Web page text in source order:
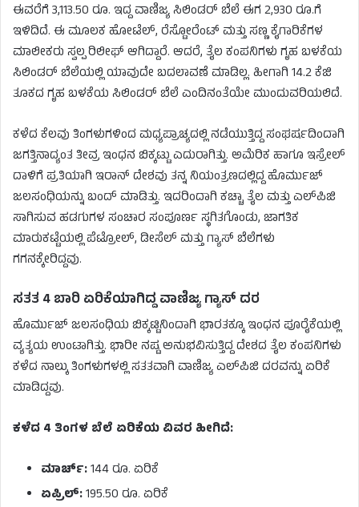
ಈವರೆಗೆ 3,113.50 ರೂ. ಇದ್ದ ವಾಣಿಜ್ಯ ಸಿಲಿಂಡರ್ ಬೆಲೆ ಈಗ 2,930 ರೂ.ಗೆ
ಇಳಿದಿದೆ. ಈ ಮೂಲಕ ಹೋಟೆಲ್, ರೆಸ್ಟೋರೆಂಟ್ ಮತ್ತು ಸಣ್ಣ ಕೈಗಾರಿಕೆಗಳ
ಮಾಲೀಕರು ಸ್ವಲ್ಪ ರಿಲೀಫ್‌ ಆಗಿದ್ದಾರೆ. ಆದರೆ, ತೈಲ ಕಂಪನಿಗಳು ಗೃಹ ಬಳಕೆಯ
ಸಿಲಿಂಡರ್ ಬೆಲೆಯಲ್ಲಿ ಯಾವುದೇ ಬದಲಾವಣೆ ಮಾಡಿಲ್ಲ. ಹೀಗಾಗಿ 14.2 ಕೆಜಿ
ತೂಕದ ಗೃಹ ಬಳಕೆಯ ಸಿಲಿಂಡರ್ ಬೆಲೆ ಎಂದಿನಂತೆಯೇ ಮುಂದುವರಿಯಲಿದೆ.
ಕಳೆದ ಕೆಲವು ತಿಂಗಳುಗಳಿಂದ ಮಧ್ಯಪ್ರಾಚ್ಯದಲ್ಲಿ ನಡೆಯುತ್ತಿದ್ದ ಸಂಘರ್ಷದಿಂದಾಗಿ
ಜಗತ್ತಿನಾದ್ಯಂತ ತೀವ್ರ ಇಂಧನ ಬಿಕ್ಕಟ್ಟು ಎದುರಾಗಿತ್ತು. ಅಮೆರಿಕ ಹಾಗೂ ಇಸ್ರೇಲ್‌
ದಾಳಿಗೆ ಪ್ರತಿಯಾಗಿ ಇರಾನ್ ದೇಶವು ತನ್ನ ನಿಯಂತ್ರಣದಲ್ಲಿದ್ದ ಹೊರ್ಮುಜ್
ಜಲಸಂಧಿಯನ್ನು ಬಂದ್ ಮಾಡಿತ್ತು. ಇದರಿಂದಾಗಿ ಕಚ್ಚಾ ತೈಲ ಮತ್ತು ಎಲ್‌ಪಿಜಿ
ಸಾಗಿಸುವ ಹಡಗುಗಳ ಸಂಚಾರ ಸಂಪೂರ್ಣ ಸ್ಥಗಿತಗೊಂಡು, ಜಾಗತಿಕ
ಮಾರುಕಟ್ಟೆಯಲ್ಲಿ ಪೆಟ್ರೋಲ್, ಡೀಸೆಲ್ ಮತ್ತು ಗ್ಯಾಸ್ ಬೆಲೆಗಳು
ಗಗನಕ್ಕೇರಿದ್ದವು.
ಸತತ 4 ಬಾರಿ ಏರಿಕೆಯಾಗಿದ್ದ ವಾಣಿಜ್ಯ ಗ್ಯಾಸ್ ದರ
ಹೊರ್ಮುಜ್ ಜಲಸಂಧಿಯ ಬಿಕ್ಕಟ್ಟಿನಿಂದಾಗಿ ಭಾರತಕ್ಕೂ ಇಂಧನ ಪೂರೈಕೆಯಲ್ಲಿ
ವ್ಯತ್ಯಯ ಉಂಟಾಗಿತ್ತು. ಭಾರೀ ನಷ್ಟ ಅನುಭವಿಸುತ್ತಿದ್ದ ದೇಶದ ತೈಲ ಕಂಪನಿಗಳು
ಕಳೆದ ನಾಲ್ಕು ತಿಂಗಳುಗಳಲ್ಲಿ ಸತತವಾಗಿ ವಾಣಿಜ್ಯ ಎಲ್‌ಪಿಜಿ ದರವನ್ನು ಏರಿಕೆ
ಮಾಡಿದ್ದವು.
ಕಳೆದ 4 ತಿಂಗಳ ಬೆಲೆ ಏರಿಕೆಯ ವಿವರ ಹೀಗಿದೆ:
ಮಾರ್ಚ್:144 ರೂ. ಏರಿಕೆ
ಏಪ್ರಿಲ್:195.50 ರೂ. ಏರಿಕೆ